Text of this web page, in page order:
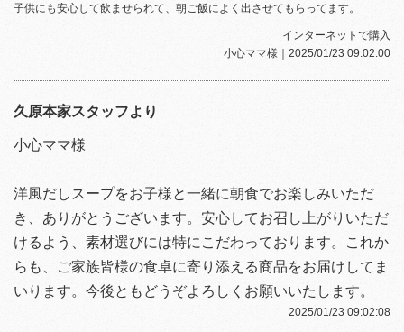
子供にも安心して飲ませられて、朝ご飯によく出させてもらってます。
インターネットで購入
小心ママ様 ｜2025/01/23 09:02:00
久原本家スタッフより
小心ママ様
洋風だしスープをお子様と一緒に朝食でお楽しみいただ
き、ありがとうございます。安心してお召し上がりいただ
けるよう、素材選びには特にこだわっております。これか
らも、ご家族皆様の食卓に寄り添える商品をお届けしてま
いります。今後ともどうぞよろしくお願いいたします。
2025/01/23 09:02:08